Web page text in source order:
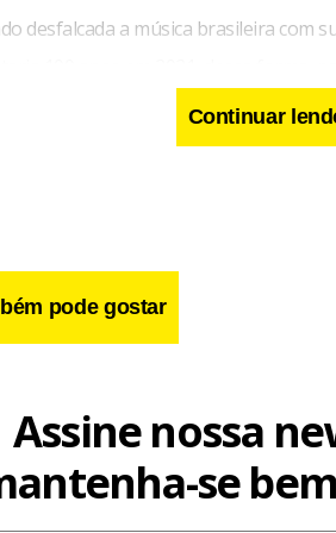
desfalcada a música brasileira com
por assinatura dedicado à música
inédito “Baú da Dona Ivone”,
Continuar
pode gostar
Assine nossa
se